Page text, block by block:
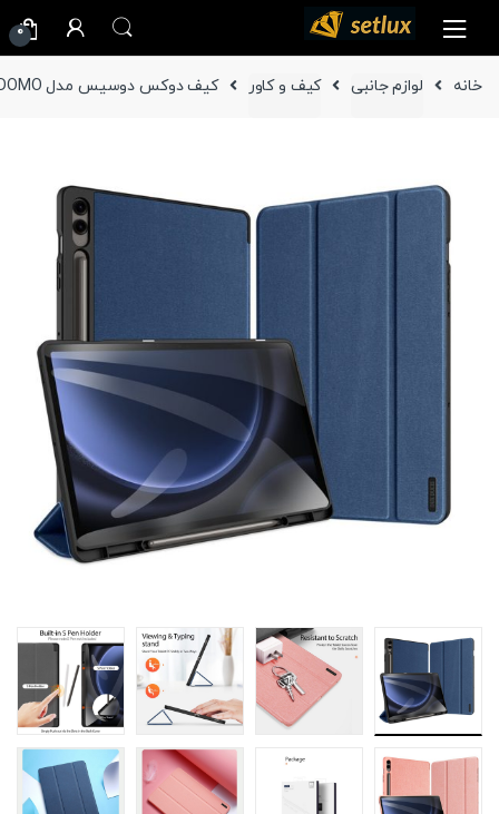
navigation
content
0
خانه لوازم جانبی کیف و کاور کیف دوکس دوسیس مدل DOMO تبلت سامسونگ Galaxy Tab S9 FE Plus (X610 / X616B)